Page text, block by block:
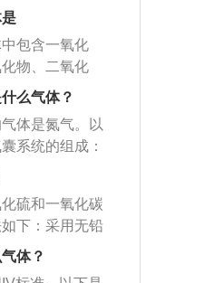
燃料自燃的特
柴油、火花
空气来提高空
气的温度，然
混合物注入燃
式发动机，其
气缸内的空
温，然后将燃
，与高温空气
动着火燃烧，
活塞顶面上，
轴转换为旋转
包含一氧化
物、二氧化
外还有铅微
。汽车排放的
气体是：一氧
血球中的血红
的亲合力比氧
氧血红蛋白（C
向各组织输送
害血液循环系
么气体？
体是氮气。以
系统的组成：
器、微处理
主要部件组
：传感器和微
，传递及发送
号指示产生点
产生气体向气
硫和一氧化碳
下：采用无铅
有铅汽油，可
排放量。可以
体？